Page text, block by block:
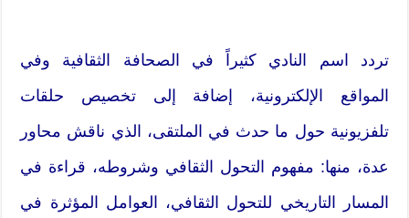
تردد اسم النادي كثيراً في الصحافة الثقافية وفي
المواقع الإلكترونية، إضافة إلى تخصيص حلقات
تلفزيونية حول ما حدث في الملتقى، الذي ناقش محاور
عدة، منها: مفهوم التحول الثقافي وشروطه، قراءة في
المسار التاريخي للتحول الثقافي، العوامل المؤثرة في